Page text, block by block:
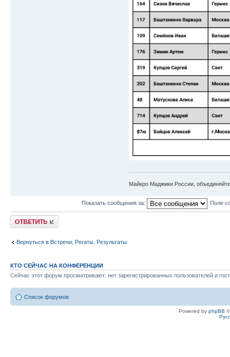
Майкро Маджики России,
Показать сообщения за: Поле
Ответить
Вернуться в Встречи, Регаты, Результаты
КТО СЕЙЧАС НА КОНФЕРЕНЦИИ
Сейчас этот форум просматривают: нет зарегистрированных пользователей и
Список форумов
Powered by phpBB